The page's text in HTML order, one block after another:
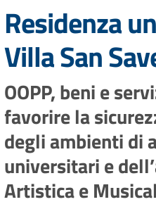
Residenza
Villa San
OOPP, beni e
favorire la
degli ambienti di
universitari e
Artistica e